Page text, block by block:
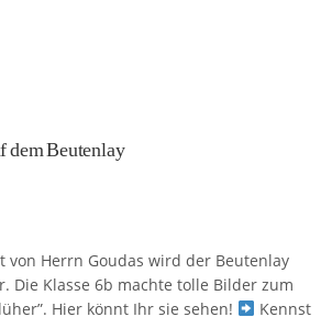
dem Beutenlay
von Herrn Goudas wird der Beutenlay
Die Klasse 6b machte tolle Bilder zum
Hier könnt Ihr sie sehen!
Kennst